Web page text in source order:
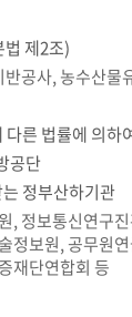
제2조)
공사, 농수산
른 법률에 의
공단
정부산하기관
, 정보통신연구
정보원, 공무원
재단연합회 등